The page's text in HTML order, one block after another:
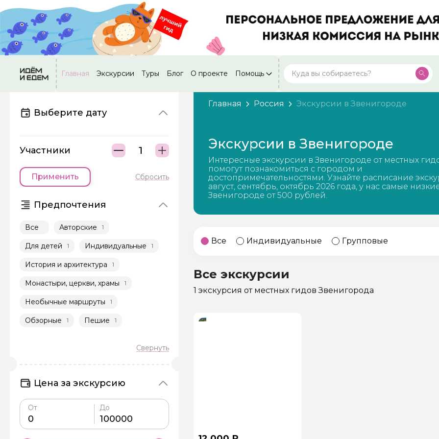
Главная Экскурсии Туры Блог О проекте Помощь
Москва
Россия
Нижний Новгород
Россия
Калининград
Россия
Кисловодск
Россия
Дербент
Посмотреть все города
Выберите дату
Участники
Применить Сбросить
Предпочтения
Все Авторские 1
Для детей 1 Индивидуальные 1
История и архитектура 1
Монастыри, церкви, храмы 1
Необычные маршруты 1
Обзорные 1 Пешие 1
Цена за экскурсию
От До
Главная Россия Экскурсии в Звенигороде
Экскурсии в Звенигороде
Интересные экскурсии в Звенигороде от местных
помогут познакомиться с городом и
достопримечательностями. Узнайте расписание
август, сентябрь, октябрь 2026 года, у нас самые
Звенигороде от 500 рублей.
Все Индивидуальные Групповые
Все экскурсии
1 экскурсия от местных гидов Звенигорода